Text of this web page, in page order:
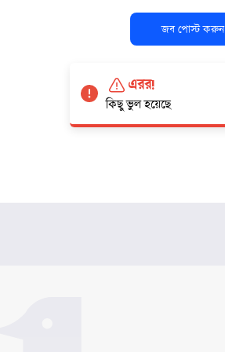
জব পোস্ট করুন
এরর!
কিছু ভুল হয়েছে